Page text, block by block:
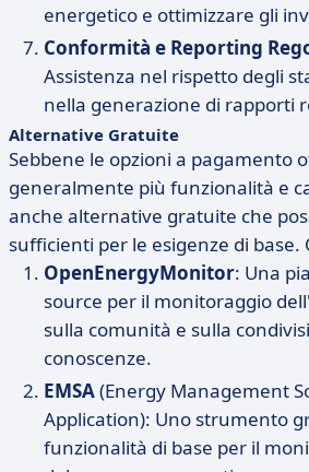
energetico e ottimizzare gli
Conformità e Reporting
Assistenza nel rispetto degli
nella generazione di rapporti
Alternative Gratuite
Sebbene le opzioni a pagamento
generalmente più funzionalità e
anche alternative gratuite che
sufficienti per le esigenze di
OpenEnergyMonitor: Una
source per il monitoraggio
sulla comunità e sulla
conoscenze.
EMSA(Energy Management
Application): Uno strumento
funzionalità di base per il